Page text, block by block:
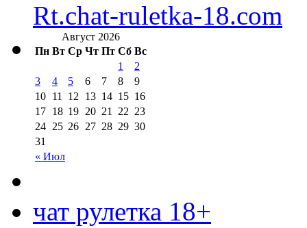
Rt.chat-ruletka-18.com
Август 2026
Пн Вт Ср Чт Пт Сб Вс
« Июл
1
2
3
4 5 6 7 8
9
10 11 12 13 14 15 16
17 18 19 20 21 22 23
24 25 26 27 28 29 30
31
чат рулетка 18+